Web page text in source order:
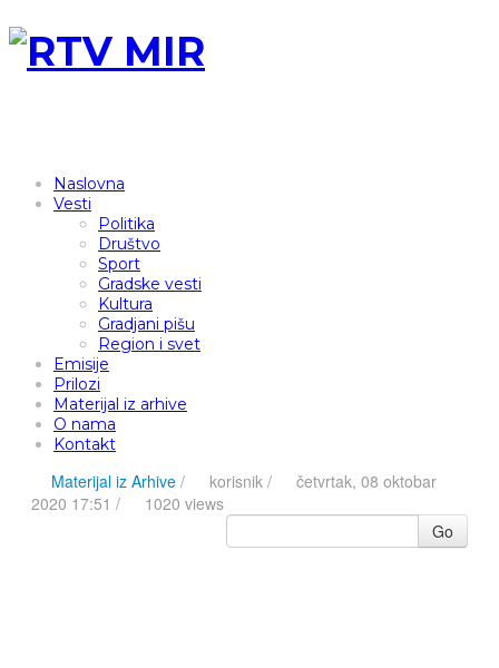
Naslovna
Vesti
Politika
Društvo
Sport
Gradske vesti
Kultura
Gradjani pišu
Region i svet
Emisije
Prilozi
Materijal iz arhive
O nama
Kontakt
Materijal iz Arhive / korisnik /
četvrtak, 08 oktobar
2020 17:51 /
1020 views
Go